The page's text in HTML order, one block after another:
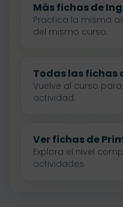
Más fichas de
Practica la misma
del mismo curso.
Todas las fichas
Vuelve al curso
actividad.
Ver fichas de
Explora el nivel
actividades.